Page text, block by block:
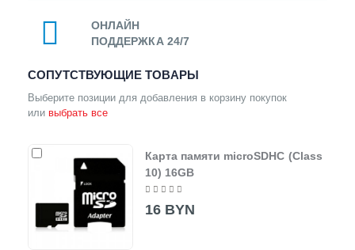
ОНЛАЙН
ПОДДЕРЖКА 24/7
СОПУТСТВУЮЩИЕ ТОВАРЫ
Выберите позиции для добавления в корзину покупок
или выбрать все
Карта памяти microSDHC (Class
10) 16GB
16 BYN